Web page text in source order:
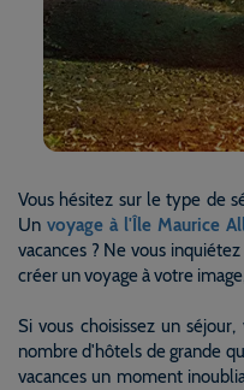
Vous hésitez sur le type de
Un voyage à l'Île Maurice
vacances ? Ne vous
créer un voyage à votre
Si vous choisissez un
nombre d'hôtels de grande
vacances un moment